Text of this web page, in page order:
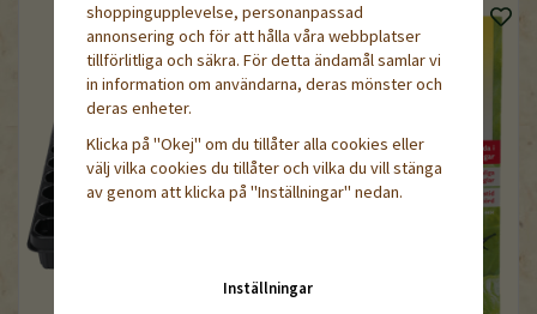
shoppingupplevelse, personanpassad
annonsering och för att hålla våra webbplatser
tillförlitliga och säkra. För detta ändamål samlar vi
in information om användarna, deras mönster och
deras enheter.
Klicka på "Okej" om du tillåter alla cookies eller
välj vilka cookies du tillåter och vilka du vill stänga
av genom att klicka på "Inställningar" nedan.
Inställningar